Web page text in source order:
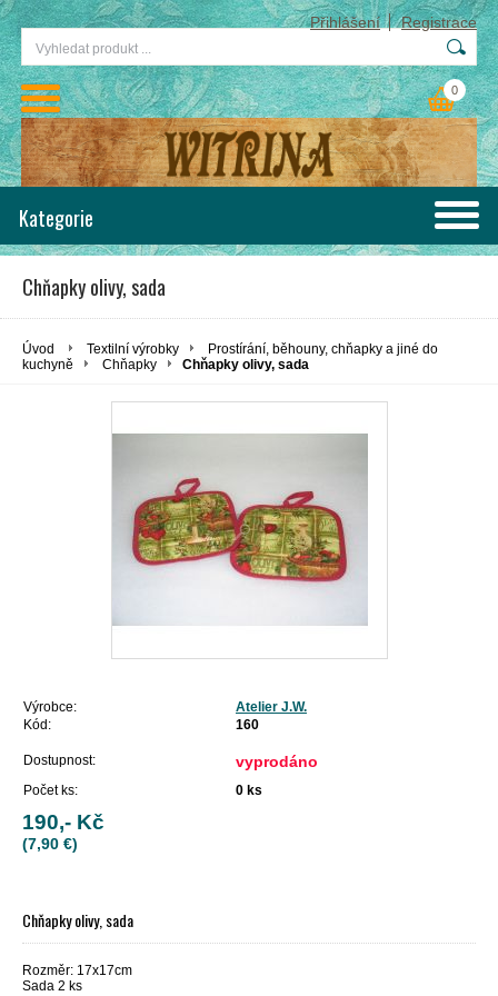
Přihlášení Registrace
0
Kategorie
Chňapky olivy, sada
Úvod Textilní výrobky
Prostírání, běhouny, chňapky a jiné do
kuchyně
Chňapky Chňapky olivy, sada
Výrobce:
Atelier J.W.
Kód:
160
Dostupnost: vyprodáno
Počet ks: 0 ks
190,- Kč
(7,90 €)
Chňapky olivy, sada
Rozměr: 17x17cm
Sada 2 ks